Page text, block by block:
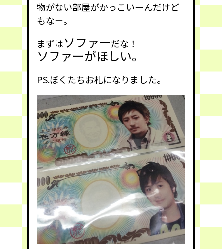
物がない部屋がかっこいーんだけど
もなー。
まずはソファーだな！
ソファーがほしい。
PS.ぼくたちお札になりました。